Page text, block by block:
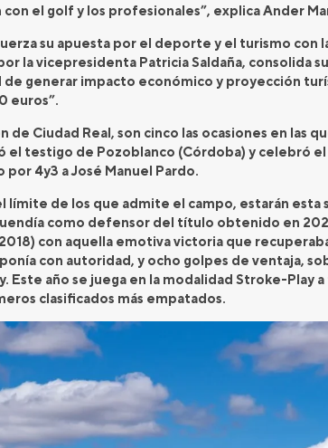
el golf y los profesionales”, explica Ander
su apuesta por el deporte y el turismo con
la vicepresidenta Patricia Saldaña, consolida
generar impacto económico y proyección
euros”.
Ciudad Real, son cinco las ocasiones en las
el testigo de Pozoblanco (Córdoba) y celebró
por 4y3 a José Manuel Pardo.
límite de los que admite el campo, estarán
como defensor del título obtenido en
con aquella emotiva victoria que
con autoridad, y ocho golpes de ventaja,
Este año se juega en la modalidad Stroke-Play
clasificados más empatados.